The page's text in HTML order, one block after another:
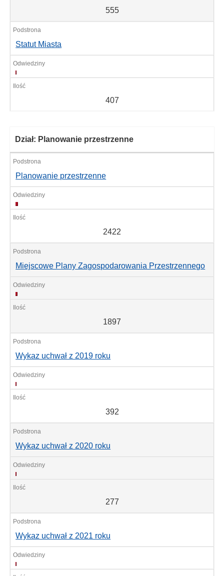
555
Statut Miasta
407
407
Dział: Planowanie przestrzenne
Planowanie przestrzenne
2422
2422
Miejscowe Plany Zagospodarowania Przestrzennego
1897
1897
Wykaz uchwał z 2019 roku
392
392
Wykaz uchwał z 2020 roku
277
277
Wykaz uchwał z 2021 roku
229